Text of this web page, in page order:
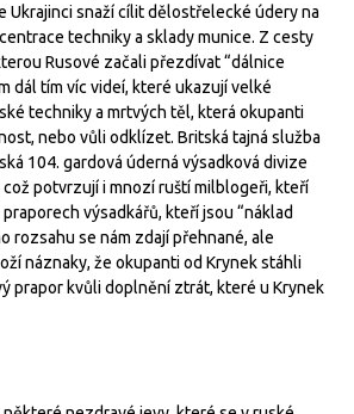
Ukrajinci snaží cílit dělostřelecké údery na
techniky a sklady munice. Z cesty
Rusové začali přezdívat “dálnice
dál tím víc videí, které ukazují velké
techniky a mrtvých těl, která okupanti
nebo vůli odklízet. Britská tajná služba
104. gardová úderná výsadková divize
potvrzují i mnozí ruští milblogeři, kteří
výsadkářů, kteří jsou “náklad
rozsahu se nám zdají přehnané, ale
náznaky, že okupanti od Krynek stáhli
prapor kvůli doplnění ztrát, které u Krynek